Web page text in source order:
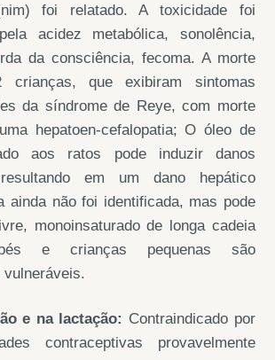
foi relatado. A toxicidade foi
acidez metabólica, sonolência,
da consciência, fecoma. A morte
crianças, que exibiram sintomas
da síndrome de Reye, com morte
hepatoen-cefalopatia; O óleo de
aos ratos pode induzir danos
em um dano hepático
ainda não foi identificada, mas pode
monoinsaturado de longa cadeia
e crianças pequenas são
vulneráveis.
e na lactação: Contraindicado por
contraceptivas provavelmente